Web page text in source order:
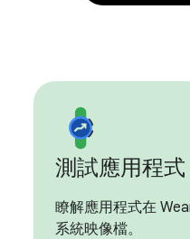
測試應用程式
瞭解應用程式在
系統映像檔。